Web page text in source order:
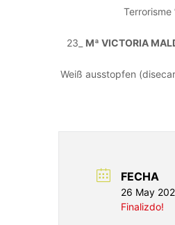
Terrorisme
23_ Mª VICTORIA
Weiß ausstopfen
FECHA
26 May
Finalizdo!